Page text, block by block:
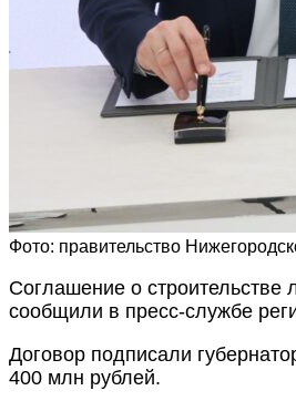
Фото: правительство
Соглашение о
сообщили в пресс-службе
Договор подписали
400 млн рублей.